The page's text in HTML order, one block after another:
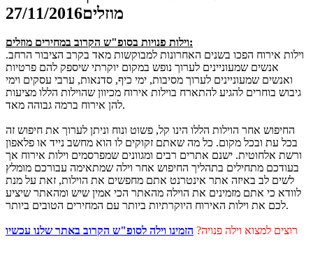
מוזלים27/11/2016
וילות פנויות בסופ"ש הקרוב במחירים מוזלים:
וילות אירוח הפכו בשנים האחרונות למבוקשות מאד בקרב הציבור הרחב.
אנשים שמעוניינים לערוך נופש במקום יוקרתי שיספק להם פרטיות
ואנשים שמעוניינים לערוך מסיבות, ימי כיף, סדנאות, ערבי עסקים וימי
גיבוש בוחרים להגיע להתארח בוילות אירוח מכיוון שהוילות הללו מציעות
להן אירוח ברמה גבוהה מאד.
החיפוש אחר הוילות הללו הינו קל, פשוט ונוח וניתן לערוך את חיפוש זה
בכל עת ובכל מקום. כל מה שאתם זקוקים לו הוא מחשב נייד או פלאפון
ורשת אלחוטית. ישנם אתרים רבים ומגוונים שמפרסמים וילות אירוח אך
בעודכם מתחילים בתהליך החיפוש אחר וילה שמתאימה עבורכם מומלץ
לשים לב באיזה אתר אינטרנט אתם מחפשים את הוילות, זאת על מנת
לוודא כי אתם מזמינים את הוילה מהאתר הכי אמין שיש ומהאתר שיציע
לכם את וילות האירוח היוקרתיות ביותר עם המחירים הטובים ביותר.
רוצים למצוא וילה פנויה? הזמינו וילה לסופ"ש הקרוב באתר שלנו עכשיו